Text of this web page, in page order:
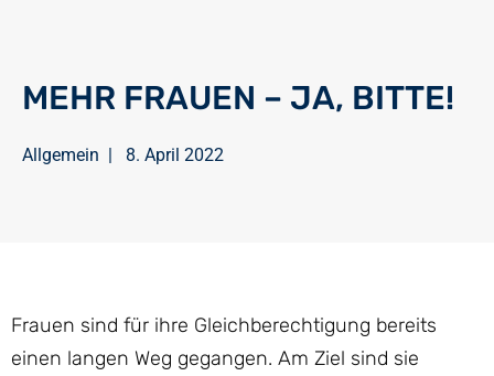
MEHR FRAUEN – JA, BITTE!
Allgemein | 8. April 2022
Frauen sind für ihre Gleichberechtigung bereits
einen langen Weg gegangen. Am Ziel sind sie